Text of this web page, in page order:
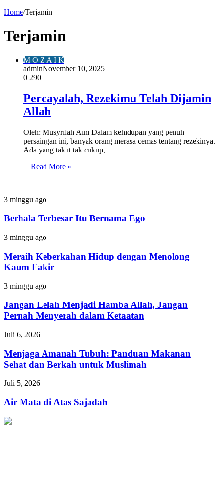
Home/Terjamin
Terjamin
M O Z A I K
adminNovember 10, 2025
0 290
Percayalah, Rezekimu Telah Dijamin
Allah
Oleh: Musyrifah Aini Dalam kehidupan yang penuh
persaingan ini, banyak orang merasa cemas tentang rezekinya.
Ada yang takut tak cukup,…
Read More »
Berhala
Itu
Ego
3 minggu ago
Berhala Terbesar Itu Bernama Ego
Meraih
Hidup
dengan
Menolong
Fakir
3 minggu ago
Meraih Keberkahan Hidup dengan Menolong
Kaum Fakir
Jangan
Menjadi
Hamba
Allah,
Pernah
dalam
Ketaatan
3 minggu ago
Jangan Lelah Menjadi Hamba Allah, Jangan
Pernah Menyerah dalam Ketaatan
Menjaga
Tubuh:
Panduan
Makanan
dan
untuk
Juli 6, 2026
Menjaga Amanah Tubuh: Panduan Makanan
Sehat dan Berkah untuk Muslimah
Air
di
Atas
Sajadah
Juli 5, 2026
Air Mata di Atas Sajadah